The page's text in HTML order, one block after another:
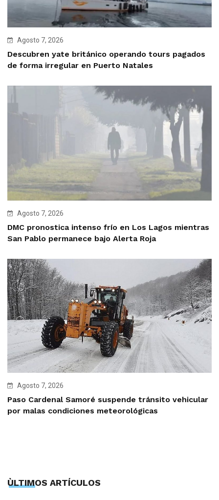
Agosto 7, 2026
Descubren yate británico operando tours pagados
de forma irregular en Puerto Natales
Agosto 7, 2026
DMC pronostica intenso frío en Los Lagos mientras
San Pablo permanece bajo Alerta Roja
Agosto 7, 2026
Paso Cardenal Samoré suspende tránsito vehicular
por malas condiciones meteorológicas
ÙLTIMOS ARTÍCULOS